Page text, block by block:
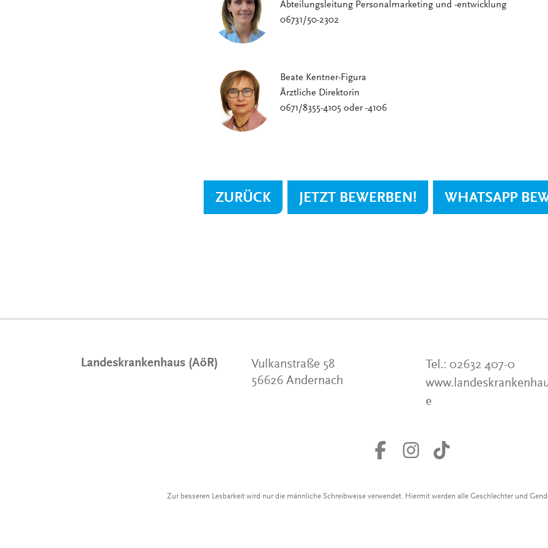
Abteilungsleitung Personalmarketing und -entwicklung
06731/50-2302
Beate Kentner-Figura
Ärztliche Direktorin
0671/8355-4105 oder -4106
ZURÜCK JETZT BEWERBEN! WHATSAPP
Landeskrankenhaus (AöR)
Vulkanstraße 58
56626 Andernach
Tel.: 02632 407-0
e
Zur besseren Lesbarkeit wird nur die männliche Schreibweise verwendet. Hiermit werden alle Geschlechter und